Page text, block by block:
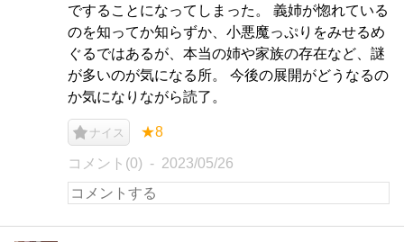
ですることになってしまった。 義姉が惚れている
のを知ってか知らずか、小悪魔っぷりをみせるめ
ぐるではあるが、本当の姉や家族の存在など、謎
が多いのが気になる所。 今後の展開がどうなるの
か気になりながら読了。
ナイス ★8
コメント(0) 2023/05/26